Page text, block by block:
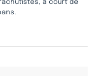
à court de